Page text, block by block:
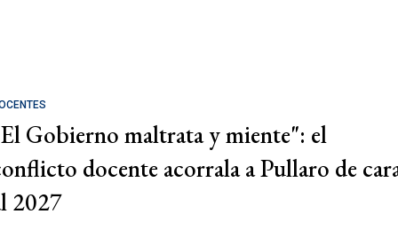
Gobierno maltrata y miente": el
docente acorrala a Pullaro de
2027